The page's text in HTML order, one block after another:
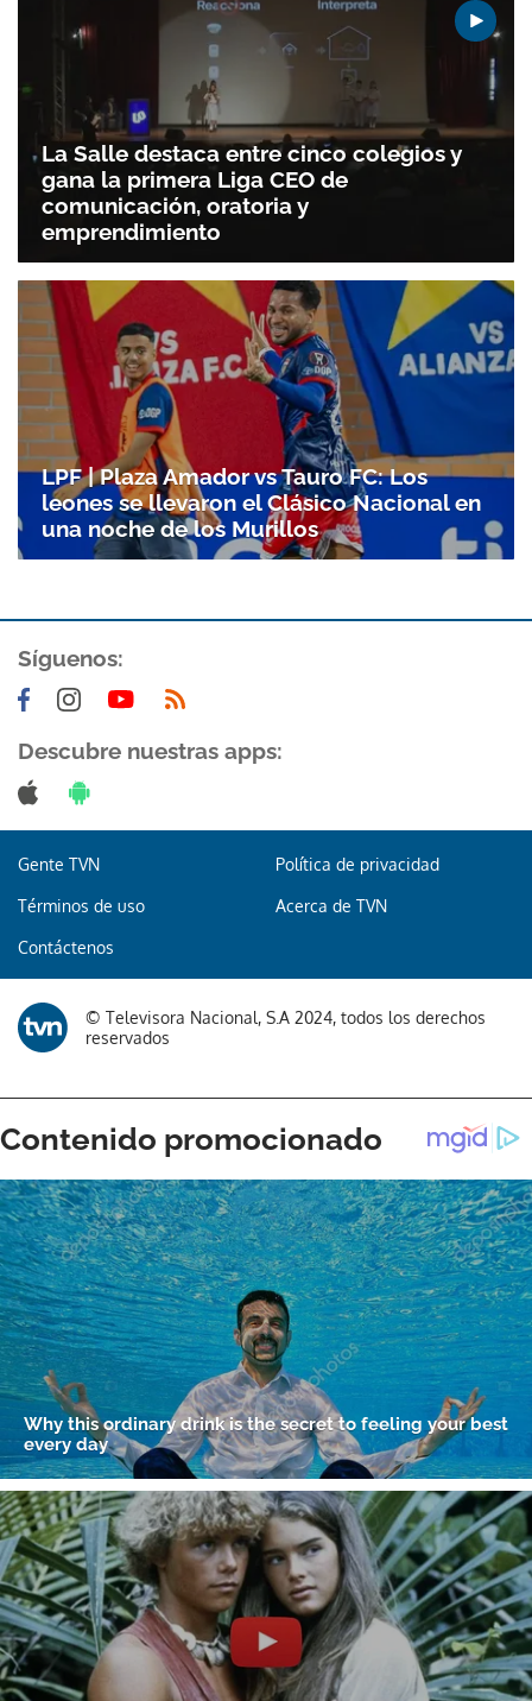
Gracias por suscribirte a nuestro boletín.
La Salle destaca entre cinco colegios y
gana la primera Liga CEO de
comunicación, oratoria y
emprendimiento
LPF | Plaza Amador vs Tauro FC: Los
leones se llevaron el Clásico Nacional en
una noche de los Murillos
Síguenos:
Descubre nuestras apps:
Gente TVN Política de privacidad
Términos de uso Acerca de TVN
Contáctenos
© Televisora Nacional, S.A 2024, todos los derechos
reservados